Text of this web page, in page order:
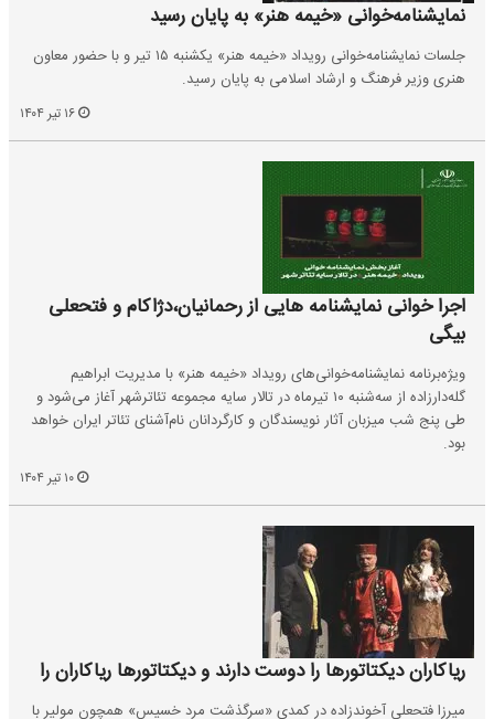
نمایشنامه‌خوانی «خیمه هنر» به پایان رسید
جلسات نمایشنامه‌خوانی رویداد «خیمه هنر» یکشنبه ۱۵ تیر و با حضور معاون
هنری وزیر فرهنگ و ارشاد اسلامی به پایان رسید.
اجرا خوانی نمایشنامه هایی از رحمانیان،دژاکام و فتحعلی
بیگی
ویژه‌برنامه نمایشنامه‌خوانی‌های رویداد «خیمه هنر» با مدیریت ابراهیم
گله‌دارزاده از سه‌شنبه ۱۰ تیرماه در تالار سایه مجموعه تئاتر‌شهر آغاز می‌شود و
طی پنج شب میزبان آثار نویسندگان و کارگردانان نام‌آشنای تئاتر ایران خواهد
بود.
ریاکاران دیکتاتورها را دوست دارند و دیکتاتورها ریاکاران را
میرزا فتحعلی آخوندزاده در کمدی «سرگذشت مرد خسیس» همچون مولیر با